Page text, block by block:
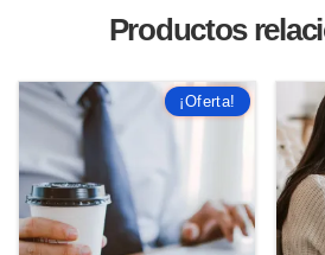
Productos
¡Oferta!